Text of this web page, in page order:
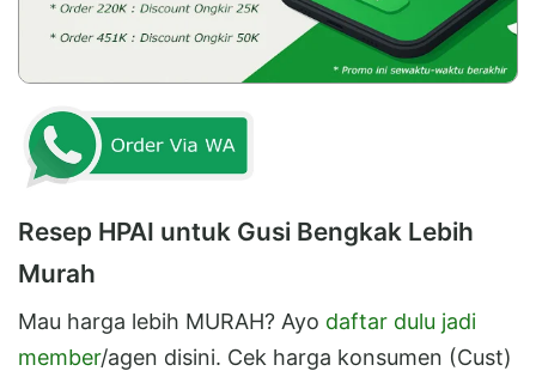
Resep HPAI untuk Gusi Bengkak Lebih
Murah
Mau harga lebih MURAH? Ayo daftar dulu jadi
member/agen disini. Cek harga konsumen (Cust)